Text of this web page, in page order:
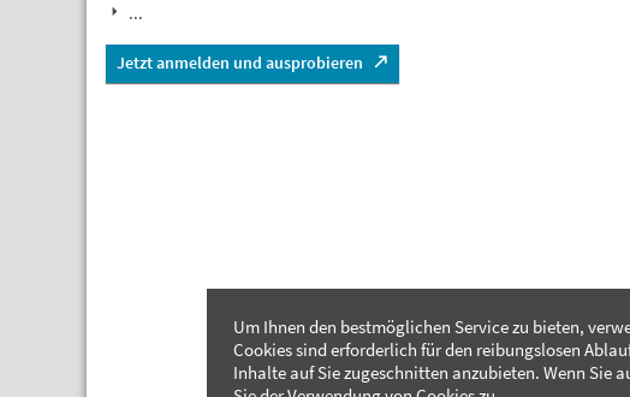
...
Jetzt anmelden und ausprobieren
Um Ihnen den bestmöglichen Service zu bieten,
Cookies sind erforderlich für den reibungslosen
Inhalte auf Sie zugeschnitten anzubieten. Wenn Sie